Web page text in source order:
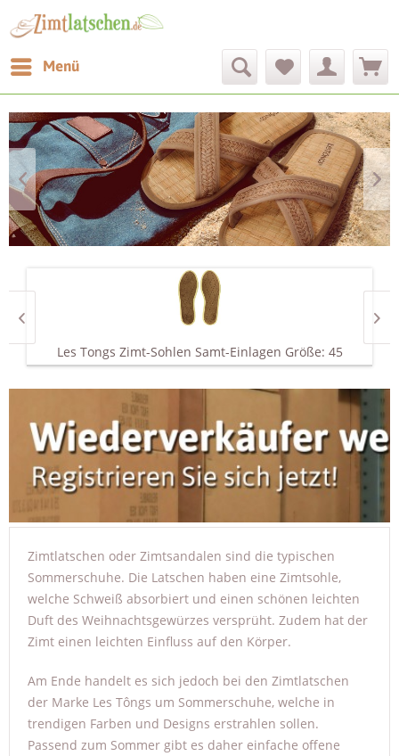
Menü
Les Tongs Zimt-Sohlen Samt-Einlagen Größe: 45
6,90 € *
Zimtlatschen oder Zimtsandalen sind die typischen
Sommerschuhe. Die Latschen haben eine Zimtsohle,
welche Schweiß absorbiert und einen schönen leichten
Duft des Weihnachtsgewürzes versprüht. Zudem hat der
Zimt einen leichten Einfluss auf den Körper.
Am Ende handelt es sich jedoch bei den Zimtlatschen
der Marke Les Tôngs um Sommerschuhe, welche in
trendigen Farben und Designs erstrahlen sollen.
Passend zum Sommer gibt es daher einfache offene